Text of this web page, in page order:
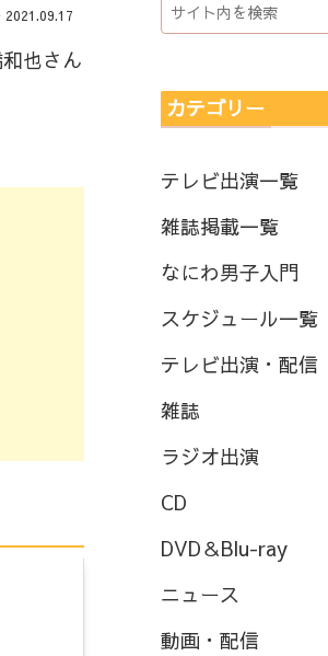
2021.09.17
也さん
カテゴリー
テレビ出演一覧
雑誌掲載一覧
なにわ男子入門
スケジュール一覧
テレビ出演・配信
雑誌
ラジオ出演
CD
DVD＆Blu-ray
ニュース
動画・配信